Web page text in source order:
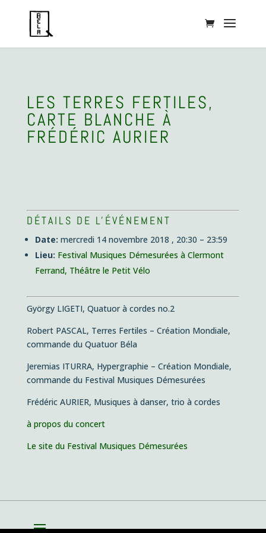
LES TERRES FERTILES,
CARTE BLANCHE À
FRÉDÉRIC AURIER
DÉTAILS DE L'ÉVÉNEMENT
Date: mercredi 14 novembre 2018 , 20:30 – 23:59
Lieu: Festival Musiques Démesurées à Clermont
Ferrand, Théâtre le Petit Vélo
György LIGETI, Quatuor à cordes no.2
Robert PASCAL, Terres Fertiles – Création Mondiale,
commande du Quatuor Béla
Jeremias ITURRA, Hypergraphie – Création Mondiale,
commande du Festival Musiques Démesurées
Frédéric AURIER, Musiques à danser, trio à cordes
à propos du concert
Le site du Festival Musiques Démesurées